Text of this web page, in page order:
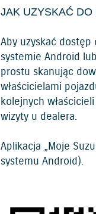
JAK UZYSKAĆ
Aby uzyskać
systemie Android
prostu skanując
właścicielami
kolejnych
wizyty u dealera.
Aplikacja „Moje
systemu Android).